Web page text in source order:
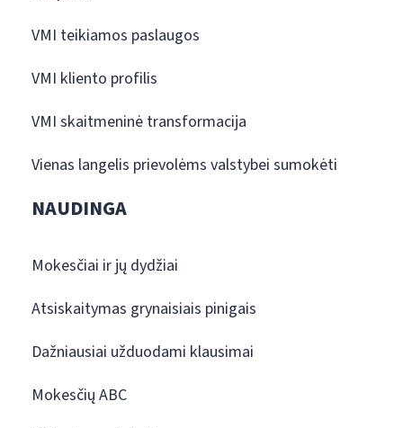
VMI teikiamos paslaugos
VMI kliento profilis
VMI skaitmeninė transformacija
Vienas langelis prievolėms valstybei sumokėti
NAUDINGA
Mokesčiai ir jų dydžiai
Atsiskaitymas grynaisiais pinigais
Dažniausiai užduodami klausimai
Mokesčių ABC